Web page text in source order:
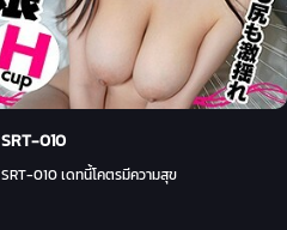
SRT-010
SRT-010 เดทนี้โคตรมีความสุข